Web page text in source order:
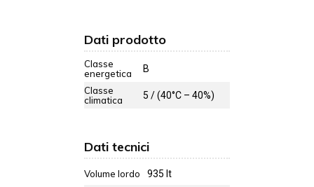
Dati prodotto
Classe
energetica
B
Classe
climatica
5 / (40°C – 40%)
Dati tecnici
Volume lordo
935 lt